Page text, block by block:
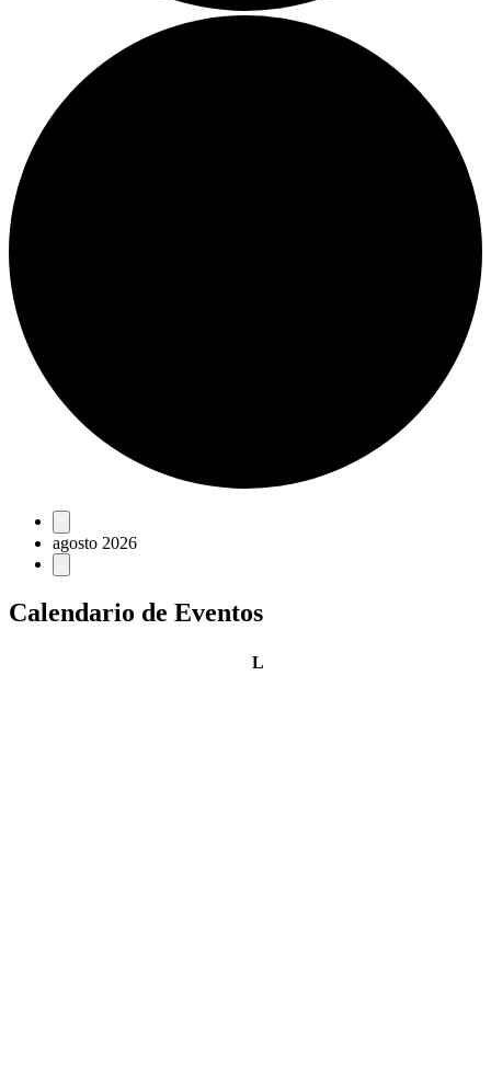
Eventos
agosto 2026
Calendario de Eventos
Llunes